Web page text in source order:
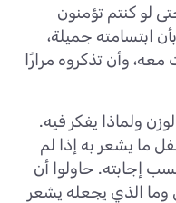
كنتم تؤمنون
ابتسامته جميلة،
وأن تذكروه مرارًا
ولماذا يفكر فيه.
ما يشعر به إذا لم
إجابته. حاولوا أن
وما الذي يجعله يشعر